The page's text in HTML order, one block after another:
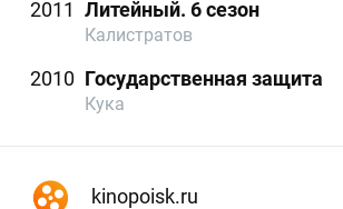
2011 Литейный. 6 сезон
Калистратов
2010 Государственная защита
Кука
kinopoisk.ru